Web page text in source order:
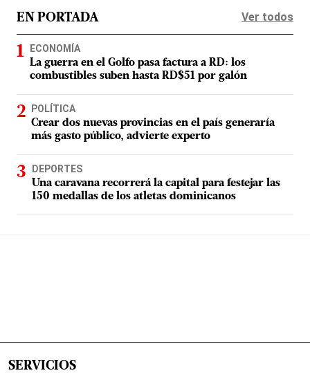
EN PORTADA Ver todos
ECONOMÍA
La guerra en el Golfo pasa factura a RD: los
combustibles suben hasta RD$51 por galón
POLÍTICA
Crear dos nuevas provincias en el país generaría
más gasto público, advierte experto
DEPORTES
Una caravana recorrerá la capital para festejar las
150 medallas de los atletas dominicanos
SERVICIOS